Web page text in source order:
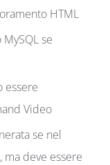
HTML
se
essere
Video
se nel
ma deve essere